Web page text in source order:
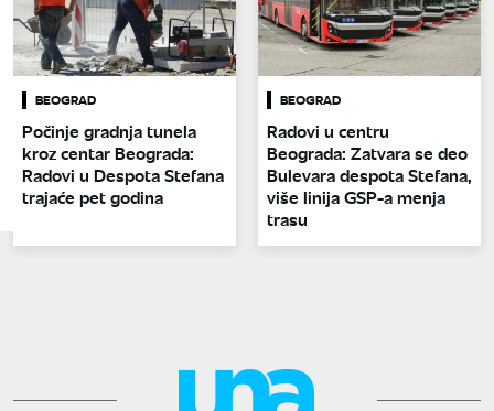
BEOGRAD
Počinje gradnja tunela
kroz centar Beograda:
Radovi u Despota Stefana
trajaće pet godina
BEOGRAD
Radovi u centru
Beograda: Zatvara se deo
Bulevara despota Stefana,
više linija GSP-a menja
trasu